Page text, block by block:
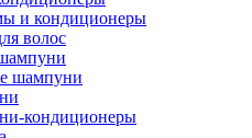
и кондиционеры
волос
шампуни
кондиционеры